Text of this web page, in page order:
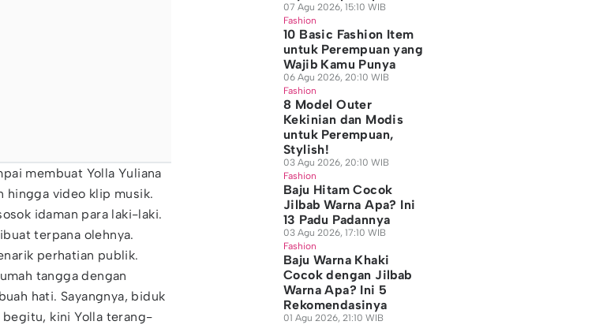
membuat Yolla Yuliana
hingga video klip musik.
idaman para laki-laki.
terpana olehnya.
perhatian publik.
tangga dengan
hati. Sayangnya, biduk
begitu, kini Yolla terang-
07 Agu 2026, 15:10 WIB
Fashion
10 Basic Fashion Item
untuk Perempuan yang
Wajib Kamu Punya
06 Agu 2026, 20:10 WIB
Fashion
8 Model Outer
Kekinian dan Modis
untuk Perempuan,
Stylish!
03 Agu 2026, 20:10 WIB
Fashion
Baju Hitam Cocok
Jilbab Warna Apa? Ini
13 Padu Padannya
03 Agu 2026, 17:10 WIB
Fashion
Baju Warna Khaki
Cocok dengan Jilbab
Warna Apa? Ini 5
Rekomendasinya
01 Agu 2026, 21:10 WIB